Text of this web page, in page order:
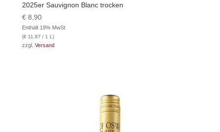
2025er Sauvignon Blanc trocken
€8,90
Enthält 19% MwSt
(€11,87 / 1 L)
zzgl. Versand